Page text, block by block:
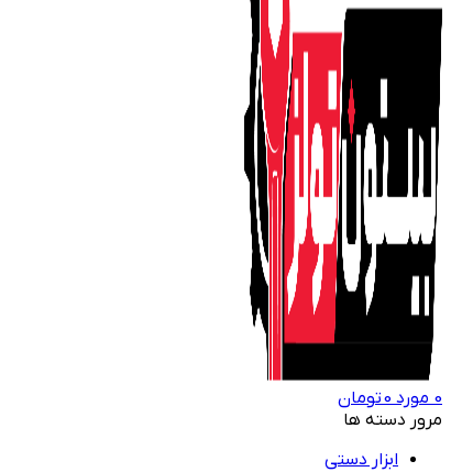
0 مورد 0تومان
مرور دسته ها
ابزار دستی